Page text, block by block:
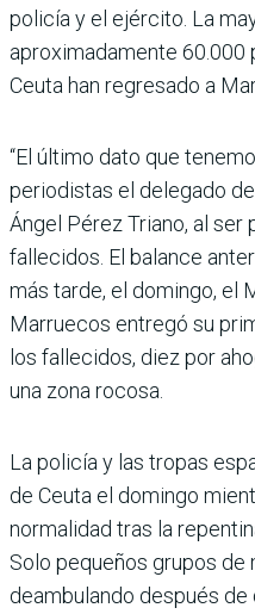
policía y el ejército. La
aproximadamente 60.000
Ceuta han regresado a
“El último dato que
periodistas el delegado
Ángel Pérez Triano, al ser
fallecidos. El balance
más tarde, el domingo, el
Marruecos entregó su
los fallecidos, diez por
una zona rocosa.
La policía y las tropas
de Ceuta el domingo
normalidad tras la
Solo pequeños grupos de
deambulando después